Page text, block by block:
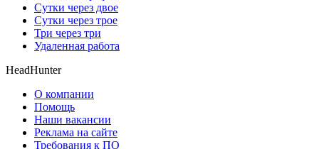
Сутки через двое
Сутки через трое
Три через три
Удаленная работа
HeadHunter
О компании
Помощь
Наши вакансии
Реклама на сайте
Требования к ПО